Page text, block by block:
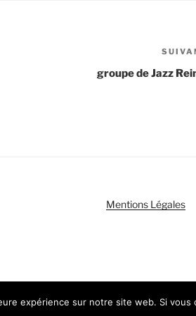
groupe de Jazz
Mentions Légales
expérience sur notre site web. Si